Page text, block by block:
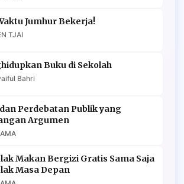
Jumhur Bekerja!
TJAI
Buku di Sekolah
Bahri
Perdebatan Publik yang
Argumen
Makan Bergizi Gratis Sama Saja
Masa Depan